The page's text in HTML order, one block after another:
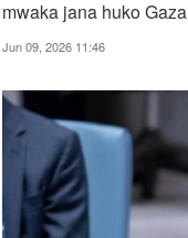
mwaka jana huko Gaza
Jun 09, 2026 11:46